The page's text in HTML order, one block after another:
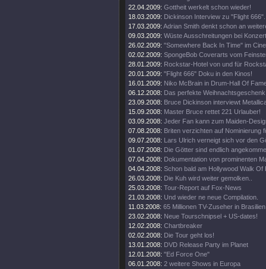
22.04.2009: Gottheit werkelt schon wieder!
18.03.2009: Dickinson Interview zu "Flight 666".
17.03.2009: Adrian Smith denkt schon an
09.03.2009: Wüste Ausschreitungen bei
26.02.2009: "Somewhere Back In Time" im
02.02.2009: SpongeBob Coverarts vom
28.01.2009: Rockstar-Hotel von und für
20.01.2009: "Flight 666" Doku in den Kinos!
16.01.2009: Niko McBrain in Drum-Hall Of
06.12.2008: Das perfekte
23.09.2008: Bruce Dickinson interviewt
15.09.2008: Master Bruce rettet 221 Urlauber!
03.09.2008: Jeder Fan kann zum Maiden-
07.08.2008: Briten verzichten auf Nominierung
09.07.2008: Lars Ulrich verneigt sich vor den
01.07.2008: Die Götter sind endlich
07.04.2008: Dokumentation von prominenten
04.04.2008: Schon bald am Hollywood Walk Of
26.03.2008: Die Kuh wird weiter gemolken..
25.03.2008: Tour-Report auf Fox-News
21.03.2008: Und wieder ne neue Compilation.
11.03.2008: 65 Millionen TV-Zuseher in
23.02.2008: Neue Tourschnipsel + US-dates!
12.02.2008: Chartbreaker
02.02.2008: Die Tour geht los!
13.01.2008: DVD Release Party im Planet
12.01.2008: "Ed Force One"
06.01.2008: 2 weitere Shows in Europa